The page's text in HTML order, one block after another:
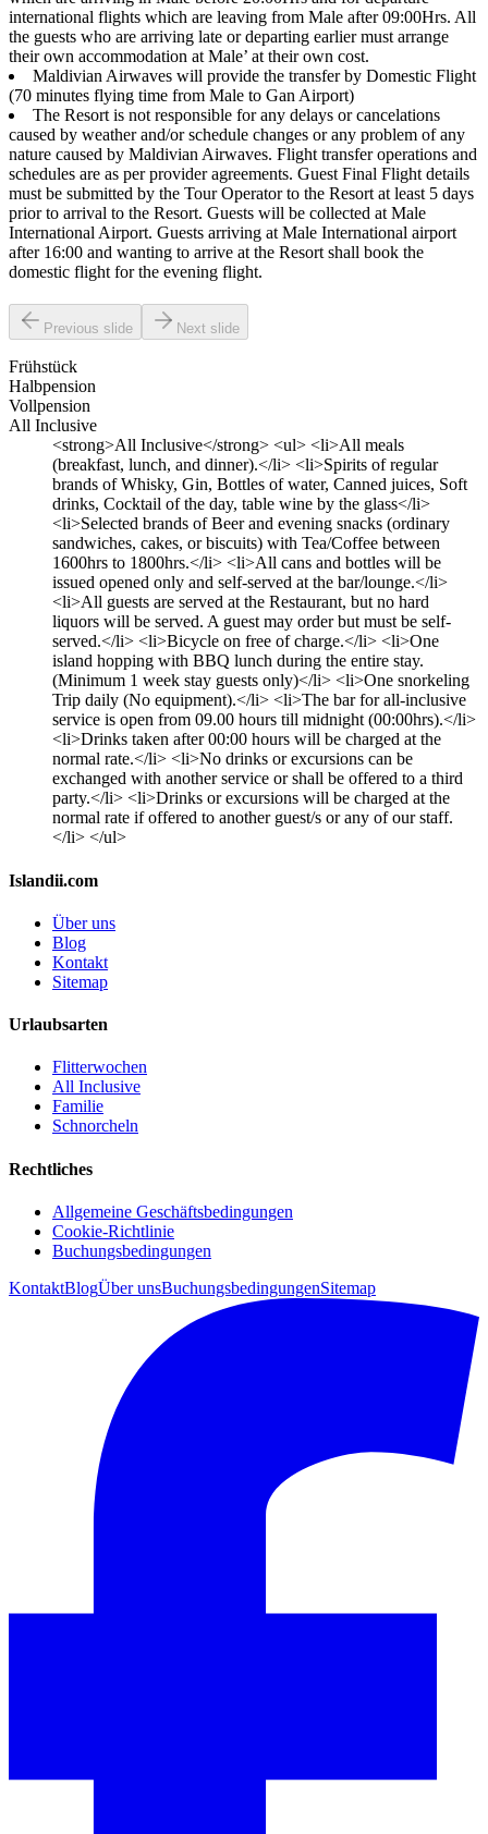
international flights which are leaving from Male after 09:00Hrs. All
the guests who are arriving late or departing earlier must arrange
their own accommodation at Male’ at their own cost.
Maldivian Airwaves will provide the transfer by Domestic Flight
(70 minutes flying time from Male to Gan Airport)
The Resort is not responsible for any delays or cancelations
caused by weather and/or schedule changes or any problem of any
nature caused by Maldivian Airwaves. Flight transfer operations and
schedules are as per provider agreements. Guest Final Flight details
must be submitted by the Tour Operator to the Resort at least 5 days
prior to arrival to the Resort. Guests will be collected at Male
International Airport. Guests arriving at Male International airport
after 16:00 and wanting to arrive at the Resort shall book the
domestic flight for the evening flight.
Previous slide Next slide
Frühstück
Halbpension
Vollpension
All Inclusive
<strong>All Inclusive</strong> <ul> <li>All meals
(breakfast, lunch, and dinner).</li> <li>Spirits of regular
brands of Whisky, Gin, Bottles of water, Canned juices, Soft
drinks, Cocktail of the day, table wine by the glass</li>
<li>Selected brands of Beer and evening snacks (ordinary
sandwiches, cakes, or biscuits) with Tea/Coffee between
1600hrs to 1800hrs.</li> <li>All cans and bottles will be
issued opened only and self-served at the bar/lounge.</li>
<li>All guests are served at the Restaurant, but no hard
liquors will be served. A guest may order but must be self-
served.</li> <li>Bicycle on free of charge.</li> <li>One
island hopping with BBQ lunch during the entire stay.
(Minimum 1 week stay guests only)</li> <li>One snorkeling
Trip daily (No equipment).</li> <li>The bar for all-inclusive
service is open from 09.00 hours till midnight (00:00hrs).</li>
<li>Drinks taken after 00:00 hours will be charged at the
normal rate.</li> <li>No drinks or excursions can be
exchanged with another service or shall be offered to a third
party.</li> <li>Drinks or excursions will be charged at the
normal rate if offered to another guest/s or any of our staff.
</li> </ul>
Islandii.com
Über uns
Blog
Kontakt
Sitemap
Urlaubsarten
Flitterwochen
All Inclusive
Familie
Schnorcheln
Rechtliches
Allgemeine Geschäftsbedingungen
Cookie-Richtlinie
Buchungsbedingungen
KontaktBlogÜber unsBuchungsbedingungenSitemap